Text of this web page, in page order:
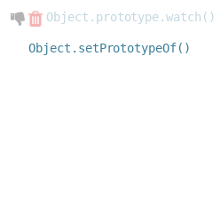
Object.prototype.watch()
Object.setPrototypeOf()